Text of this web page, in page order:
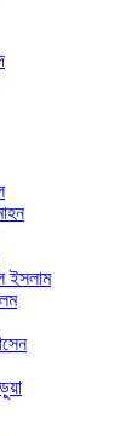
ইসলাম